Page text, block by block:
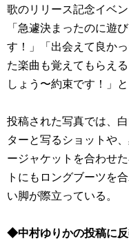
歌のリリース記念イベ
「急遽決まったのに遊
す！」「出会えて良か
た楽曲も覚えてもらえ
しょう〜約束です！」
投稿された写真では、
ターと写るショットや
ージャケットを合わせ
トにもロングブーツを
い脚が際立っている。
◆中村ゆりかの投稿に